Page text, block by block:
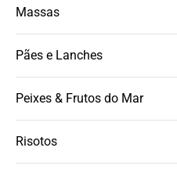
Massas
Pães e Lanches
Peixes & Frutos do Mar
Risotos